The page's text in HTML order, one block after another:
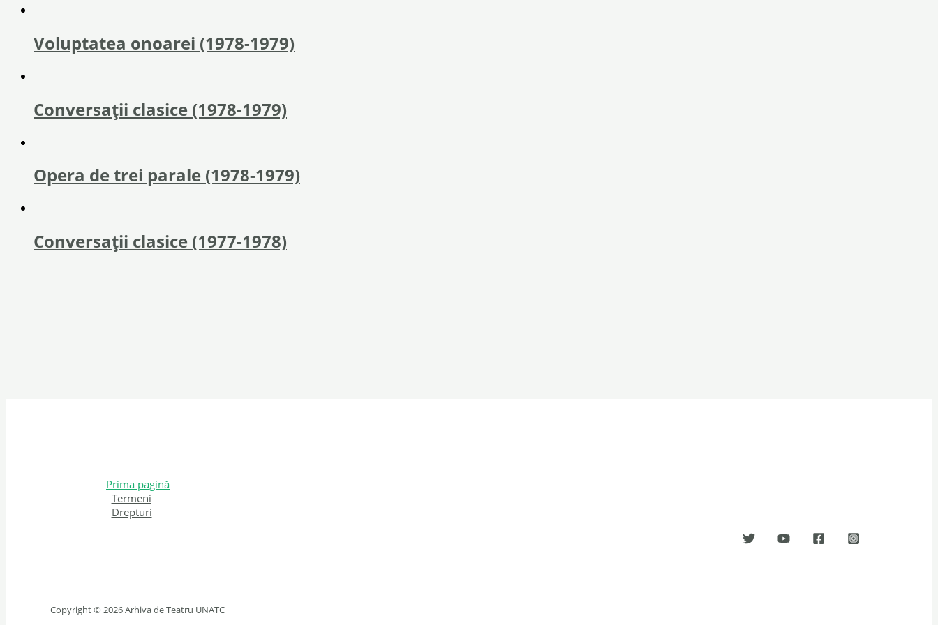
Voluptatea onoarei (1978-1979)
Conversații clasice (1978-1979)
Opera de trei parale (1978-1979)
Conversații clasice (1977-1978)
Prima pagină
Termeni
Drepturi
Copyright © 2026 Arhiva de Teatru UNATC